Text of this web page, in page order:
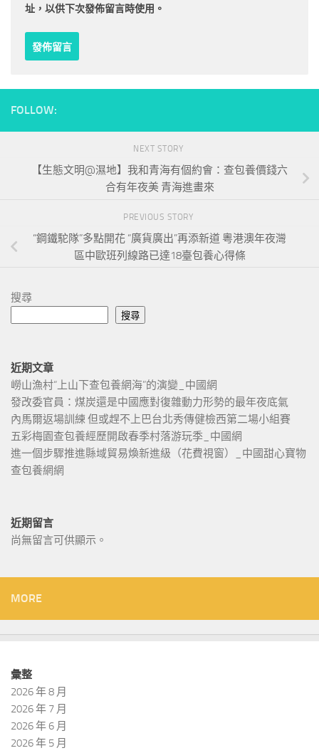
址，以供下次發佈留言時使用。
FOLLOW:
NEXT STORY
【生態文明@濕地】我和青海有個約會：查包養價錢六
合有年夜美 青海進畫來
PREVIOUS STORY
“鋼鐵駝隊”多點開花 “廣貨廣出”再添新道 粵港澳年夜灣
區中歐班列線路已達18臺包養心得條
搜尋
搜尋
近期文章
嶗山漁村“上山下查包養網海”的演變_中國網
發改委官員：煤炭還是中國應對復雜動力形勢的最年夜底氣
內馬爾返場訓練 但或趕不上巴台北秀傳健檢西第二場小組賽
五彩梅園查包養經歷開啟春季村落游玩季_中國網
進一個步驟推進縣域貿易煥新進級（花費視窗）_中國甜心寶物
查包養網網
近期留言
尚無留言可供顯示。
MORE
彙整
2026 年 8 月
2026 年 7 月
2026 年 6 月
2026 年 5 月